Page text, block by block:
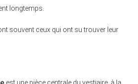
longtemps.
souvent ceux qui ont su trouver leur